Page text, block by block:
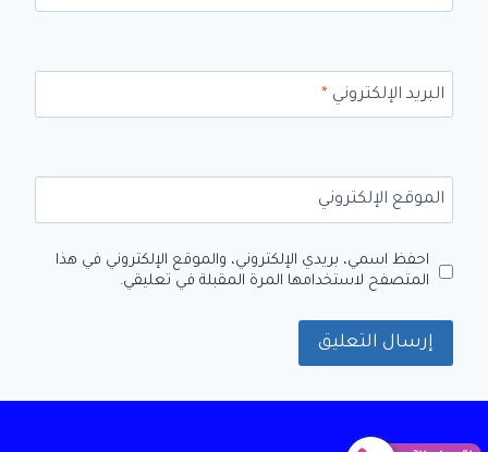
البريد الإلكتروني*
الموقع الإلكتروني
احفظ اسمي، بريدي الإلكتروني، والموقع الإلكتروني في هذا
المتصفح لاستخدامها المرة المقبلة في تعليقي.